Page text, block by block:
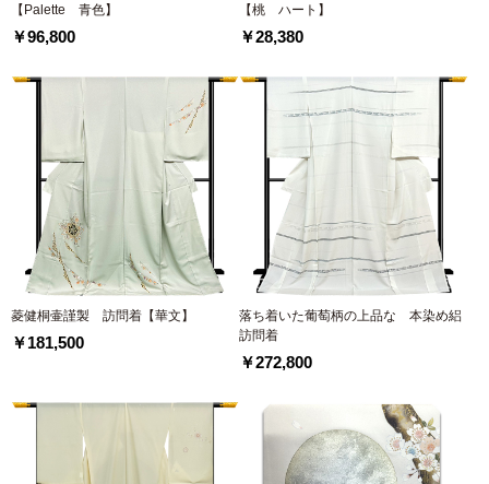
【Palette 青色】
￥96,800
【桃 ハート】
￥28,380
菱健桐壷謹製 訪問着【華文】
￥181,500
落ち着いた葡萄柄の上品な 本染め絽
訪問着
￥272,800